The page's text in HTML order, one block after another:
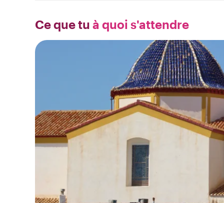
Ce que tu à quoi s'attendre